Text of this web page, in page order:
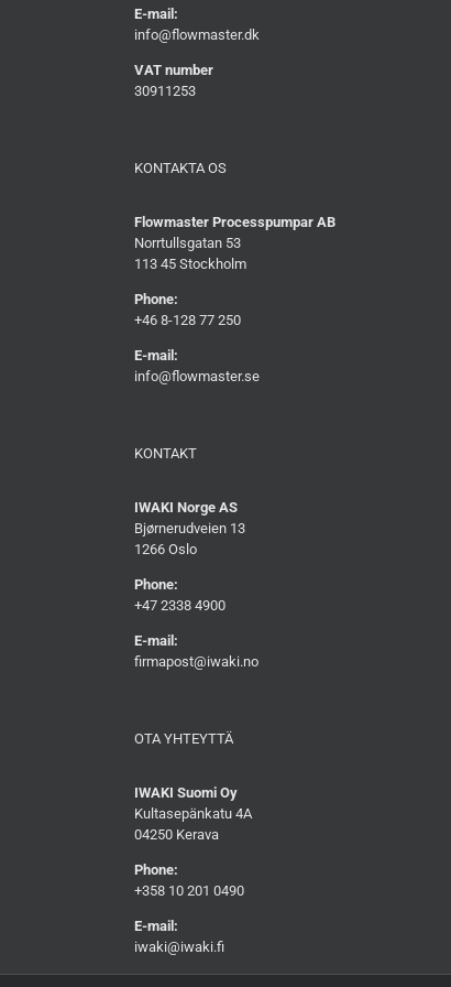
E-mail:
info@flowmaster.dk
VAT number
30911253
KONTAKTA OS
Flowmaster Processpumpar AB
Norrtullsgatan 53
113 45 Stockholm
Phone:
+46 8-128 77 250
E-mail:
info@flowmaster.se
KONTAKT
IWAKI Norge AS
Bjørnerudveien 13
1266 Oslo
Phone:
+47 2338 4900
E-mail:
firmapost@iwaki.no
OTA YHTEYTTÄ
IWAKI Suomi Oy
Kultasepänkatu 4A
04250 Kerava
Phone:
+358 10 201 0490
E-mail:
iwaki@iwaki.fi